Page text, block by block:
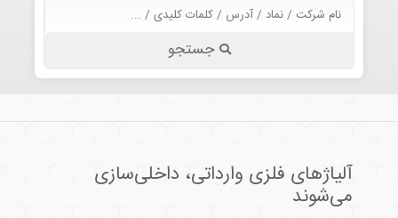
جستجو
آلیاژهای فلزی وارداتی، داخلی‌سازی
می‌شوند